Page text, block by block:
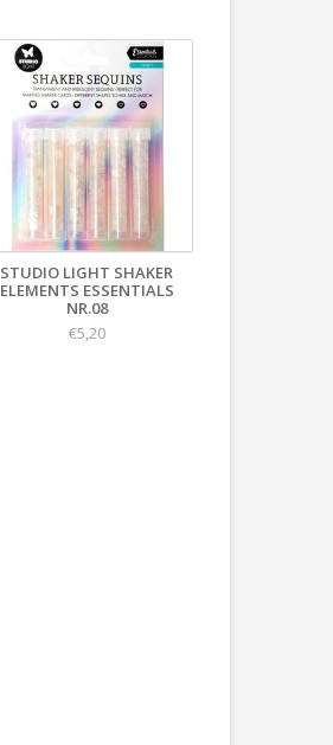
STUDIO LIGHT SHAKER
ELEMENTS ESSENTIALS
NR.08
€5,20